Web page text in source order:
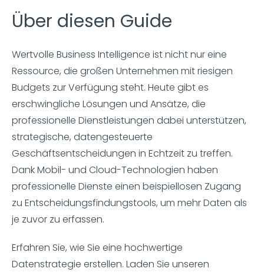
Über diesen Guide
Wertvolle Business Intelligence ist nicht nur eine
Ressource, die großen Unternehmen mit riesigen
Budgets zur Verfügung steht. Heute gibt es
erschwingliche Lösungen und Ansätze, die
professionelle Dienstleistungen dabei unterstützen,
strategische, datengesteuerte
Geschäftsentscheidungen in Echtzeit zu treffen.
Dank Mobil- und Cloud-Technologien haben
professionelle Dienste einen beispiellosen Zugang
zu Entscheidungsfindungstools, um mehr Daten als
je zuvor zu erfassen.
Erfahren Sie, wie Sie eine hochwertige
Datenstrategie erstellen. Laden Sie unseren